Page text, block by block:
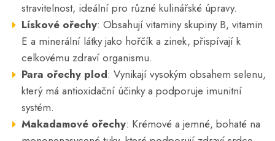
stravitelnost, ideální pro různé kulinářské úpravy.
Lískové ořechy: Obsahují vitaminy skupiny B, vitamin
E a minerální látky jako hořčík a zinek, přispívají k
celkovému zdraví organismu.
Para ořechy plod: Vynikají vysokým obsahem selenu,
který má antioxidační účinky a podporuje imunitní
systém.
Makadamové ořechy: Krémové a jemné, bohaté na